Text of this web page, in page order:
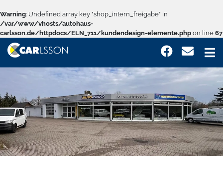
Warning: Undefined array key "shop_intern_freigabe" in
/var/www/vhosts/autohaus-
carlsson.de/httpdocs/ELN_711/kundendesign-elemente.php on line 67